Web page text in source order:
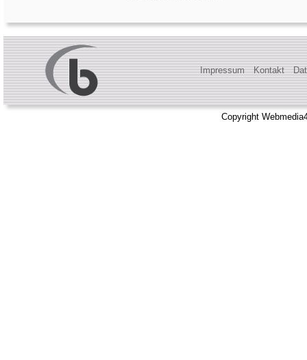
Impressum Kontakt
Copyright